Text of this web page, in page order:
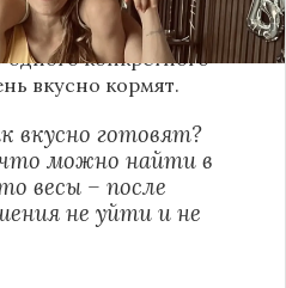
в Турцию, очень
одного конкретного
вкусно кормят.
вкусно готовят?
можно найти в
весы – после
не уйти и не